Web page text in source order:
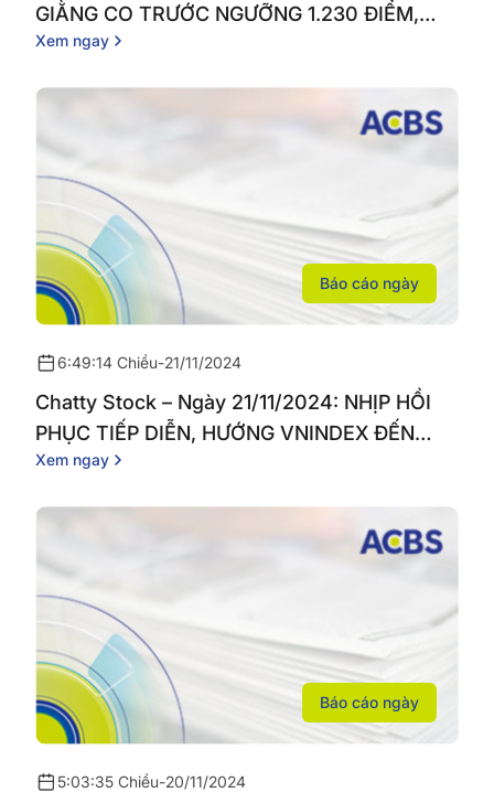
GIẰNG CO TRƯỚC NGƯỠNG 1.230 ĐIỂM,
KHỐI NGOẠI CHUYỂN SANG MUA RÒNG
Xem ngay
Báo cáo ngày
6:49:14 Chiều-21/11/2024
Chatty Stock – Ngày 21/11/2024: NHỊP HỒI
PHỤC TIẾP DIỄN, HƯỚNG VNINDEX ĐẾN
NGƯỠNG 1.240 ĐIỂM
Xem ngay
Báo cáo ngày
5:03:35 Chiều-20/11/2024